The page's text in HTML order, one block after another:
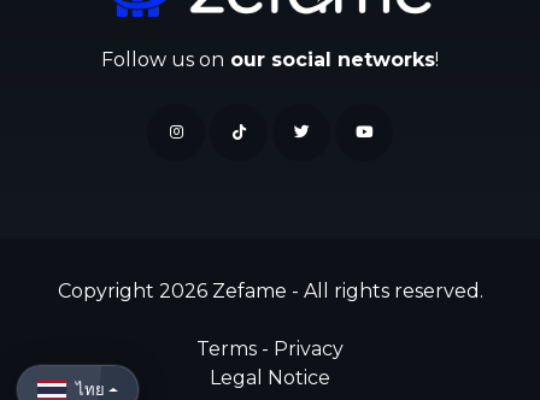
Follow us on our social networks!
Copyright 2026 Zefame - All rights reserved.
Terms - Privacy
Legal Notice
ไทย